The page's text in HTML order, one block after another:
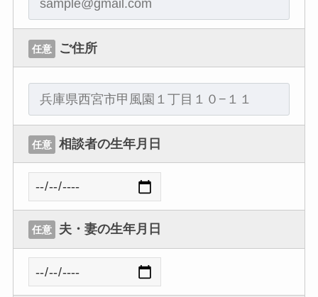
任意 ご住所
任意 相談者の生年月日
任意 夫・妻の生年月日